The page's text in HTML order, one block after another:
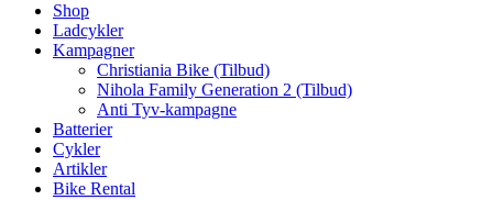
Shop
Ladcykler
Kampagner
Christiania Bike (Tilbud)
Nihola Family Generation 2 (Tilbud)
Anti Tyv-kampagne
Batterier
Cykler
Artikler
Bike Rental